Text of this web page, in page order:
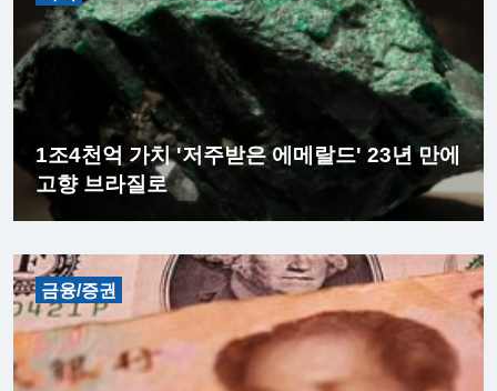
1조4천억 가치 '저주받은 에메랄드' 23년 만에
고향 브라질로
금융/증권